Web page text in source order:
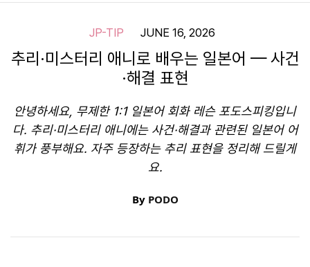
JP-TIP JUNE 16, 2026
추리·미스터리 애니로 배우는 일본어 — 사건
·해결 표현
안녕하세요, 무제한 1:1 일본어 회화 레슨 포도스피킹입니
다. 추리·미스터리 애니에는 사건·해결과 관련된 일본어 어
휘가 풍부해요. 자주 등장하는 추리 표현을 정리해 드릴게
요.
By PODO